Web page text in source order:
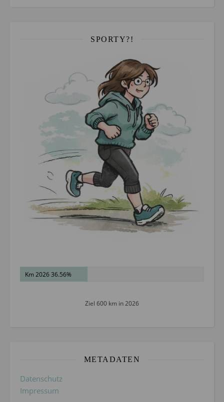
SPORTY?!
Km 2026 36.56%
Ziel 600 km in 2026
METADATEN
Datenschutz
Impressum